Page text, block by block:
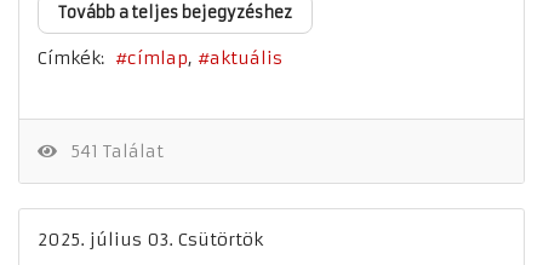
Tovább a teljes bejegyzéshez
Címkék: címlap aktuális
541 Találat
2025. július 03. Csütörtök